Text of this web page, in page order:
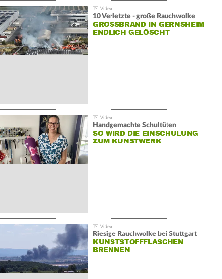
10 Verletzte - große Rauchwolke
GROSSBRAND IN GERNSHEIM E
NDLICH GELÖSCHT
Handgemachte Schultüten
SO WIRD DIE EINSCHULUNG
ZUM KUNSTWERK
Riesige Rauchwolke bei Stuttgart
KUNSTSTOFFFLASCHEN
BRENNEN